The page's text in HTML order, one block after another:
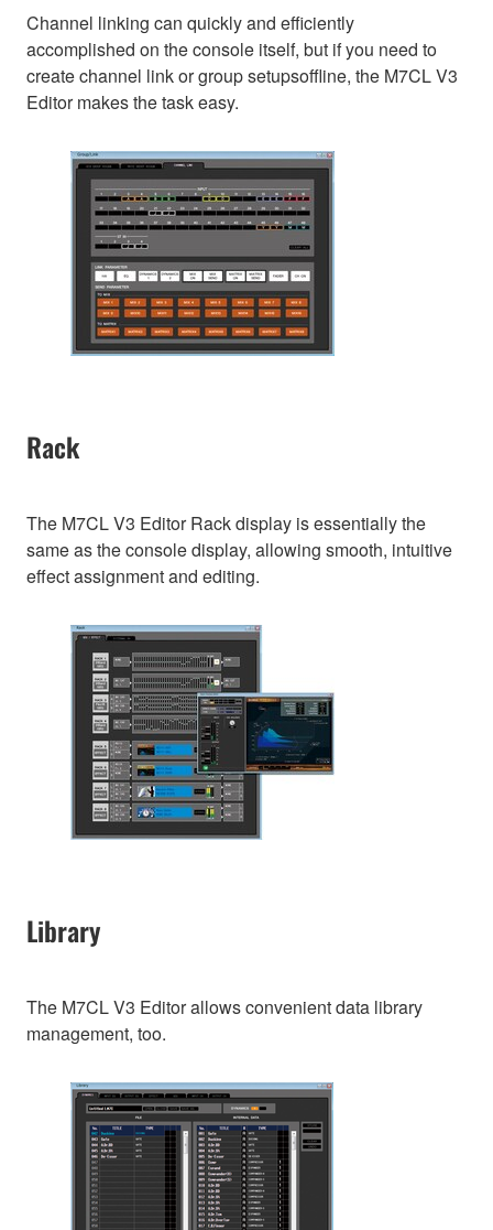
Channel linking can quickly and efficiently
accomplished on the console itself, but if you need to
create channel link or group setupsoffline, the M7CL V3
Editor makes the task easy.
Rack
The M7CL V3 Editor Rack display is essentially the
same as the console display, allowing smooth, intuitive
effect assignment and editing.
Library
The M7CL V3 Editor allows convenient data library
management, too.